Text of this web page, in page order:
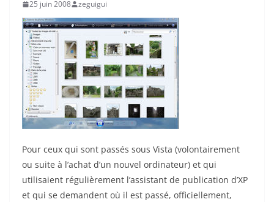
25 juin 2008 zeguigui
Pour ceux qui sont passés sous Vista (volontairement
ou suite à l’achat d’un nouvel ordinateur) et qui
utilisaient régulièrement l’assistant de publication d’XP
et qui se demandent où il est passé, officiellement,